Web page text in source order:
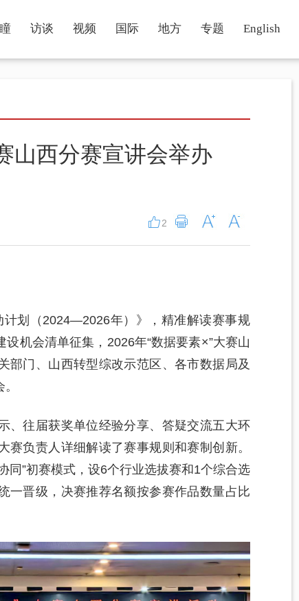
访谈 视频 国际 地方 专题 English
山西分赛宣讲会举办
2
计划（2024—2026年）》，精准解读赛事规
机会清单征集，2026年“数据要素×”大赛山
部门、山西转型综改示范区、各市数据局及
、往届获奖单位经验分享、答疑交流五大环
负责人详细解读了赛事规则和赛制创新。
同”初赛模式，设6个行业选拔赛和1个综合选
一晋级，决赛推荐名额按参赛作品数量占比